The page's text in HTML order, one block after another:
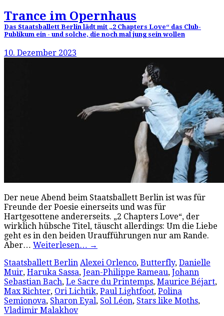
Trance im Opernhaus
Das Staatsballett Berlin lädt mit „2 Chapters Love“ das Club-
Publikum ein - und solche, die noch mal jung sein wollen
10. Dezember 2023
Der neue Abend beim Staatsballett Berlin ist was für
Freunde der Poesie einerseits und was für
Hartgesottene andererseits. „2 Chapters Love“, der
wirklich hübsche Titel, täuscht allerdings: Um die Liebe
geht es in den beiden Uraufführungen nur am Rande.
Aber… Weiterlesen… →
Staatsballett Berlin Alexei Orlenco, Butterfly, Danielle
Muir, Haruka Sassa, Jean-Philippe Rameau, Johann
Sebastian Bach, Le Sacre du Printemps, Maurice Béjart,
Max Richter, Ori Lichtik, Paul Lightfoot, Polina
Semionova, Sharon Eyal, Sol Léon, Stars like Moths,
Vladimir Malakhov